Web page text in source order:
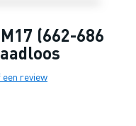
(662-686
review